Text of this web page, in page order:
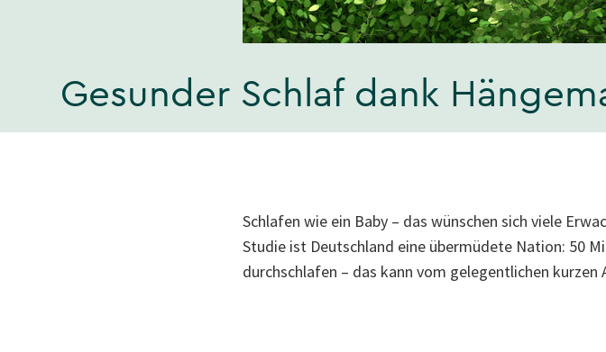
Gesunder Schlaf dank
Schlafen wie ein Baby – das wünschen sich viele
Studie ist Deutschland eine übermüdete Nation: 50
durchschlafen – das kann vom gelegentlichen